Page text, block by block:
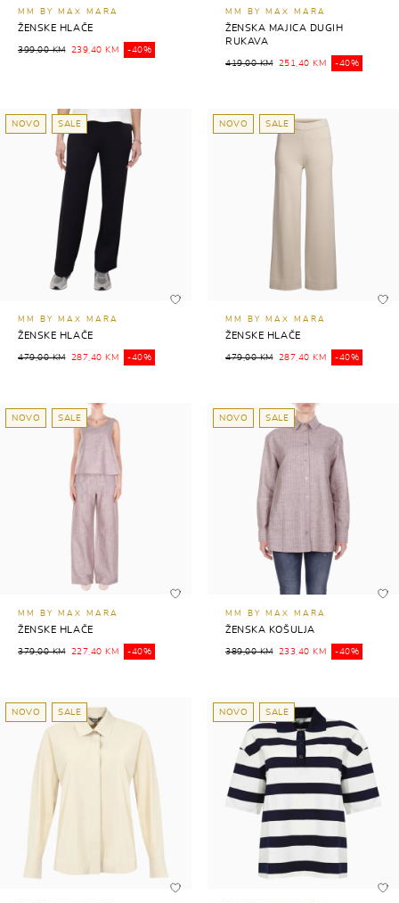
MM BY MAX MARA
ŽENSKE HLAČE
399,00 KM 239,40 KM -40%
MM BY MAX MARA
ŽENSKA MAJICA DUGIH
RUKAVA
419,00 KM 251,40 KM -40%
NOVO SALE
MM BY MAX MARA
ŽENSKE HLAČE
479,00 KM 287,40 KM -40%
NOVO SALE
MM BY MAX MARA
ŽENSKE HLAČE
479,00 KM 287,40 KM -40%
NOVO SALE
MM BY MAX MARA
ŽENSKE HLAČE
379,00 KM 227,40 KM -40%
NOVO SALE
MM BY MAX MARA
ŽENSKA KOŠULJA
389,00 KM 233,40 KM -40%
NOVO SALE NOVO SALE